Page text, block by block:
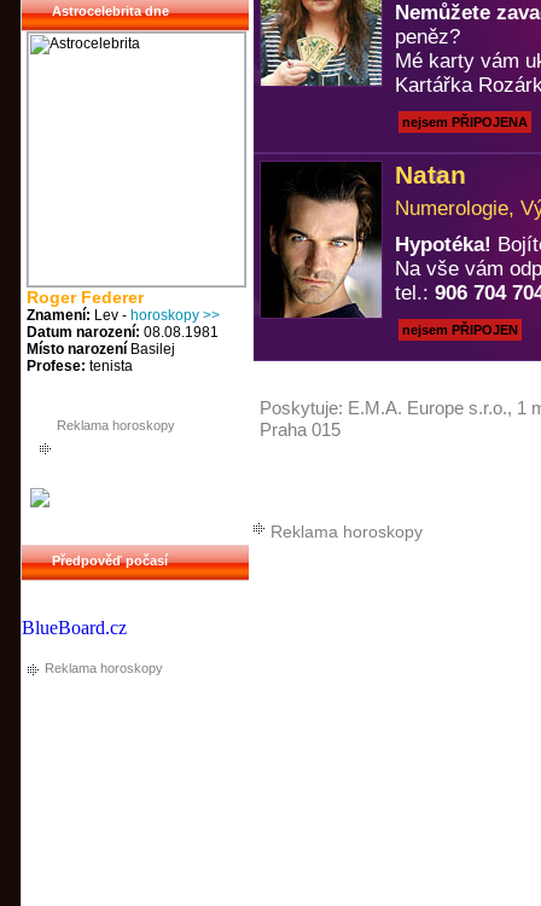
Astrocelebrita dne
Roger Federer
Znamení: Lev - horoskopy >>
Datum narození: 08.08.1981
Místo narození Basilej
Profese: tenista
Reklama horoskopy
Předpověď počasí
BlueBoard.cz
Reklama horoskopy
Nemůžete
peněz?
Mé karty vám
Kartářka
nejsem PŘIPOJENA
Natan
Numerologie,
Hypotéka!
Na vše vám
tel.: 906 704
nejsem PŘIPOJEN
Poskytuje: E.M.A. Europe s.r.o., 1
Praha 015
Reklama horoskopy